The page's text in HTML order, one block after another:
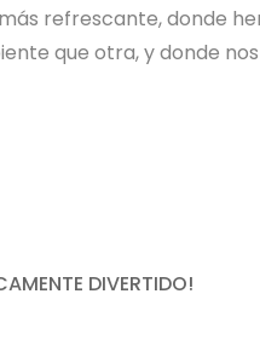
refrescante, donde
que otra, y donde
DIVERTIDO!